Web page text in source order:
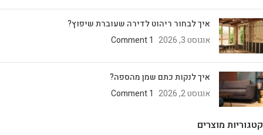
איך לבחור ריהוט לדירה שעוברת שיפוץ?
אוגוסט 3, 2026
1 Comment
איך לנקות כתם שמן מהספה?
אוגוסט 2, 2026
1 Comment
קטגוריות מוצרים